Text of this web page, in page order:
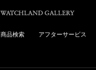
商品検索 アフターサービス